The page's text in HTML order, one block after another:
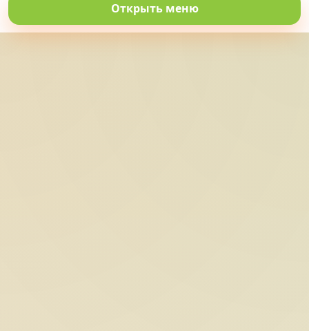
Открыть меню